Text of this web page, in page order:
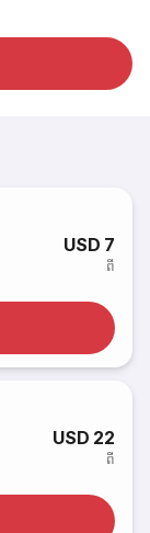
USD 7
ពី
USD 22
ពី